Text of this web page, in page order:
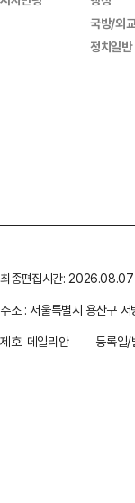
국방/외
정치일반
최종편집시간:
주소 : 서울특별시 용산구
제호: 데일리안
등록일